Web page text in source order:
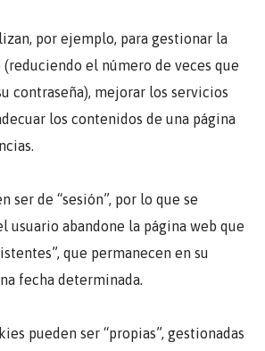
por ejemplo, para gestionar la
el número de veces que
contraseña), mejorar los servicios
los contenidos de una página
ser de “sesión”, por lo que se
usuario abandone la página web que
que permanecen en su
fecha determinada.
pueden ser “propias”, gestionadas